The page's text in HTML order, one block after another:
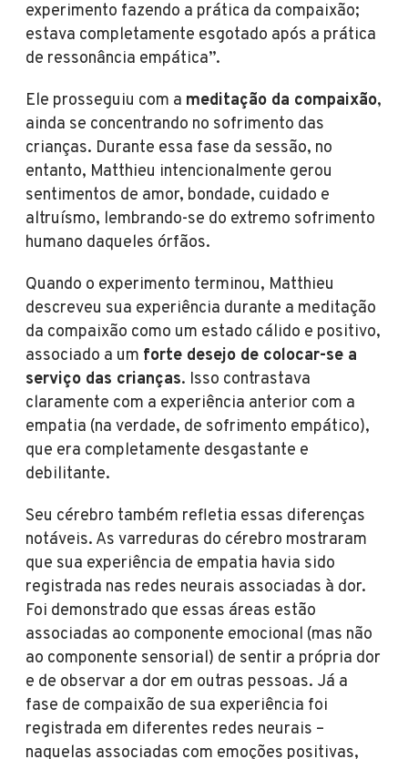
experimento fazendo a prática da compaixão;
estava completamente esgotado após a prática
de ressonância empática”.
Ele prosseguiu com a meditação da compaixão,
ainda se concentrando no sofrimento das
crianças. Durante essa fase da sessão, no
entanto, Matthieu intencionalmente gerou
sentimentos de amor, bondade, cuidado e
altruísmo, lembrando-se do extremo sofrimento
humano daqueles órfãos.
Quando o experimento terminou, Matthieu
descreveu sua experiência durante a meditação
da compaixão como um estado cálido e positivo,
associado a um forte desejo de colocar-se a
serviço das crianças. Isso contrastava
claramente com a experiência anterior com a
empatia (na verdade, de sofrimento empático),
que era completamente desgastante e
debilitante.
Seu cérebro também refletia essas diferenças
notáveis. As varreduras do cérebro mostraram
que sua experiência de empatia havia sido
registrada nas redes neurais associadas à dor.
Foi demonstrado que essas áreas estão
associadas ao componente emocional (mas não
ao componente sensorial) de sentir a própria dor
e de observar a dor em outras pessoas. Já a
fase de compaixão de sua experiência foi
registrada em diferentes redes neurais –
naquelas associadas com emoções positivas,